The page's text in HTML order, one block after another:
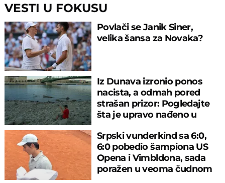
VESTI U FOKUSU
Povlači se Janik Siner,
velika šansa za Novaka?
Iz Dunava izronio ponos
nacista, a odmah pored
strašan prizor: Pogledajte
šta je upravo nađeno u
Srpski vunderkind sa 6:0,
6:0 pobedio šampiona US
Opena i Vimbldona, sada
poražen u veoma čudnom